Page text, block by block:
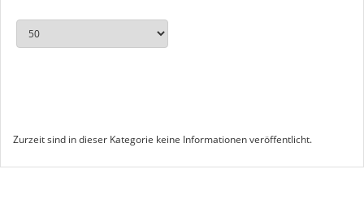
Zurzeit sind in dieser Kategorie keine Informationen veröffentlicht.